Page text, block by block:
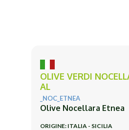
OLIVE VERDI
AL
_NOC_ETNEA
Olive Nocellara Etnea
ORIGINE: ITALIA - SICILIA